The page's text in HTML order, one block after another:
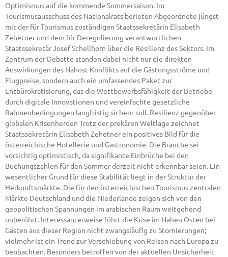
Optimismus auf die kommende Sommersaison. Im
Tourismusausschuss des Nationalrats berieten Abgeordnete jüngst
mit der für Tourismus zuständigen Staatssekretärin Elisabeth
Zehetner und dem für Deregulierung verantwortlichen
Staatssekretär Josef Schellhorn über die Resilienz des Sektors. Im
Zentrum der Debatte standen dabei nicht nur die direkten
Auswirkungen des Nahost-Konflikts auf die Gästungsströme und
Flugpreise, sondern auch ein umfassendes Paket zur
Entbürokratisierung, das die Wettbewerbsfähigkeit der Betriebe
durch digitale Innovationen und vereinfachte gesetzliche
Rahmenbedingungen langfristig sichern soll. Resilienz gegenüber
globalen Krisenherden Trotz der prekären Weltlage zeichnet
Staatssekretärin Elisabeth Zehetner ein positives Bild für die
österreichische Hotellerie und Gastronomie. Die Branche sei
vorsichtig optimistisch, da signifikante Einbrüche bei den
Buchungszahlen für den Sommer derzeit nicht erkennbar seien. Ein
wesentlicher Grund für diese Stabilität liegt in der Struktur der
Herkunftsmärkte. Die für den österreichischen Tourismus zentralen
Märkte Deutschland und die Niederlande zeigen sich von den
geopolitischen Spannungen im arabischen Raum weitgehend
unberührt. Interessanterweise führt die Krise im Nahen Osten bei
Gästen aus dieser Region nicht zwangsläufig zu Stornierungen;
vielmehr ist ein Trend zur Verschiebung von Reisen nach Europa zu
beobachten. Besonders betroffen von der aktuellen Unsicherheit